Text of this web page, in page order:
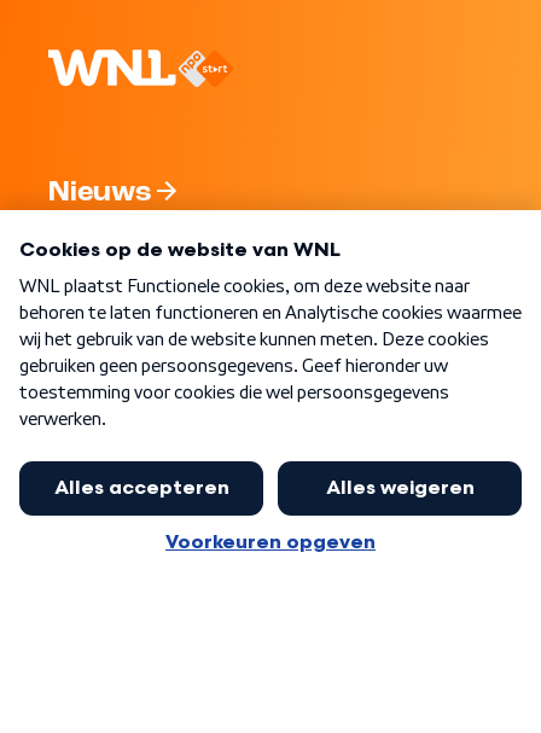
Nieuws
Nieuwsbrief
Word Lid